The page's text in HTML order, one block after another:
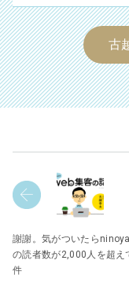
古
謝謝。気がついたら
の読者数が2,000人を超え
件